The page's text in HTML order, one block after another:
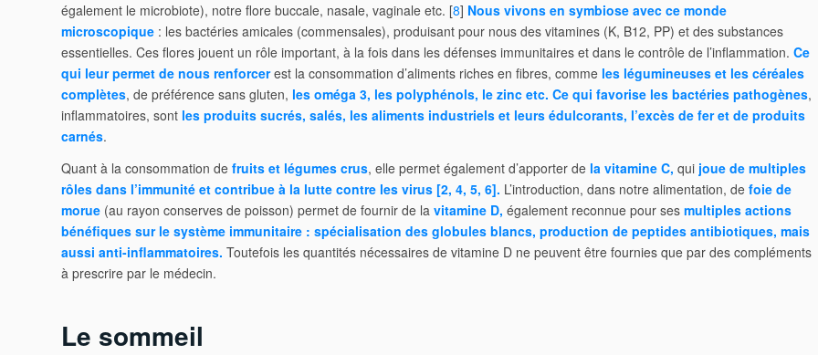
également le microbiote), notre flore buccale, nasale, vaginale etc. [8] Nous vivons en symbiose avec ce monde
microscopique : les bactéries amicales (commensales), produisant pour nous des vitamines (K, B12, PP) et des substances
essentielles. Ces flores jouent un rôle important, à la fois dans les défenses immunitaires et dans le contrôle de l’inflammation. Ce
qui leur permet de nous renforcerest la consommation d’aliments riches en fibres, comme les légumineuses et les céréales
complètes, de préférence sans gluten, les oméga 3, les polyphénols, le zinc etc. Ce qui favorise les bactéries pathogènes,
inflammatoires, sont les produits sucrés, salés, les aliments industriels et leurs édulcorants, l’excès de fer et de produits
carnés.
Quant à la consommation de fruits et légumes crus, elle permet également d’apporter de la vitamine C, qui joue de multiples
rôles dans l’immunité et contribue à la lutte contre les virus [2, 4, 5, 6]. L’introduction, dans notre alimentation, de foie de
morue (au rayon conserves de poisson) permet de fournir de la vitamine D, également reconnue pour ses multiples actions
bénéfiques sur le système immunitaire : spécialisation des globules blancs, production de peptides antibiotiques, mais
aussi anti-inflammatoires. Toutefois les quantités nécessaires de vitamine D ne peuvent être fournies que par des compléments
à prescrire par le médecin.
Le sommeil